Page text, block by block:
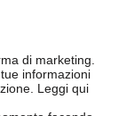
di marketing.
informazioni
Leggi qui